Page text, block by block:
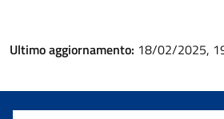
Ultimo aggiornamento: 18/02/2025,